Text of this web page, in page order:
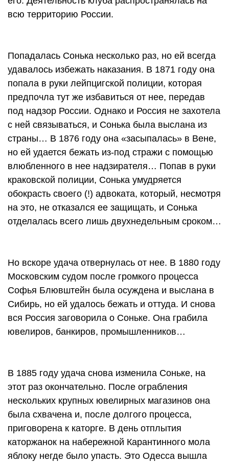
всю территорию России.
Попадалась Сонька несколько раз, но ей всегда
удавалось избежать наказания. В 1871 году она
попала в руки лейпцигской полиции, которая
предпочла тут же избавиться от нее, передав
под надзор России. Однако и Россия не захотела
с ней связываться, и Сонька была выслана из
страны… В 1876 году она «засыпалась» в Вене,
но ей удается бежать из-под стражи с помощью
влюбленного в нее надзирателя… Попав в руки
краковской полиции, Сонька умудряется
обокрасть своего (!) адвоката, который, несмотря
на это, не отказался ее защищать, и Сонька
отделалась всего лишь двухнедельным сроком…
Но вскоре удача отвернулась от нее. В 1880 году
Московским судом после громкого процесса
Софья Блювштейн была осуждена и выслана в
Сибирь, но ей удалось бежать и оттуда. И снова
вся Россия заговорила о Соньке. Она грабила
ювелиров, банкиров, промышленников…
В 1885 году удача снова изменила Соньке, на
этот раз окончательно. После ограбления
нескольких крупных ювелирных магазинов она
была схвачена и, после долгого процесса,
приговорена к каторге. В день отплытия
каторжанок на набережной Карантинного мола
яблоку негде было упасть. Это Одесса вышла